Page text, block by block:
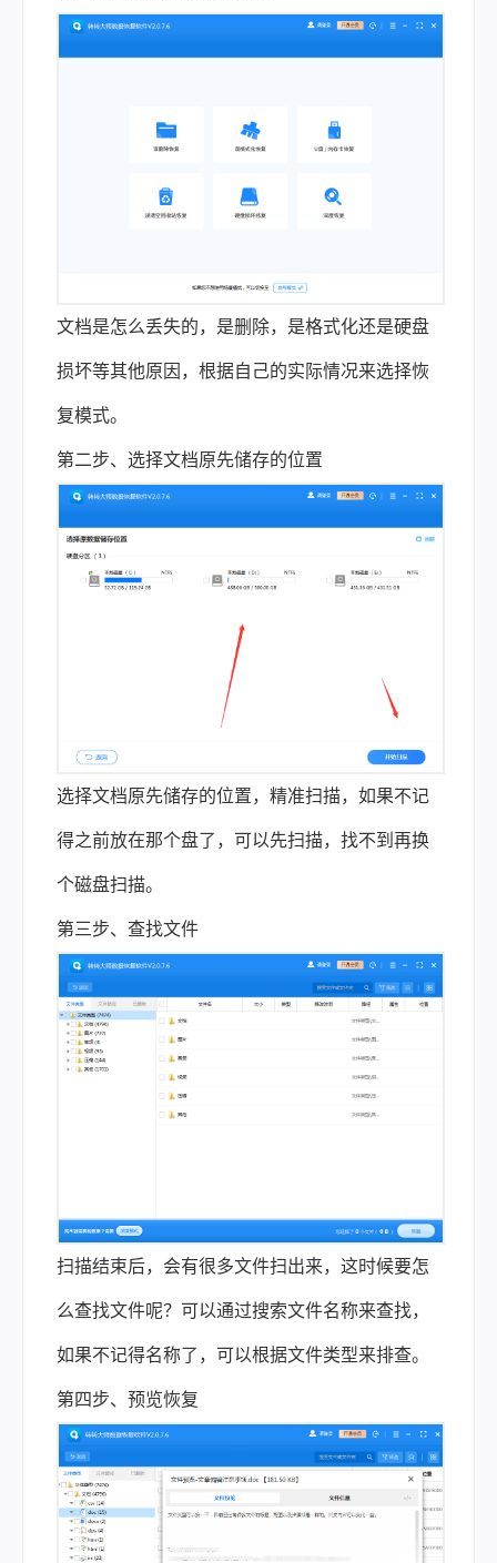
文档是怎么丢失的，是删除，是格式化还是硬盘
损坏等其他原因，根据自己的实际情况来选择恢
复模式。
第二步、选择文档原先储存的位置
选择文档原先储存的位置，精准扫描，如果不记
得之前放在那个盘了，可以先扫描，找不到再换
个磁盘扫描。
第三步、查找文件
扫描结束后，会有很多文件扫出来，这时候要怎
么查找文件呢？可以通过搜索文件名称来查找，
如果不记得名称了，可以根据文件类型来排查。
第四步、预览恢复